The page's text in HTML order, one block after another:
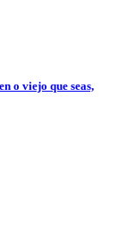
o viejo que seas,